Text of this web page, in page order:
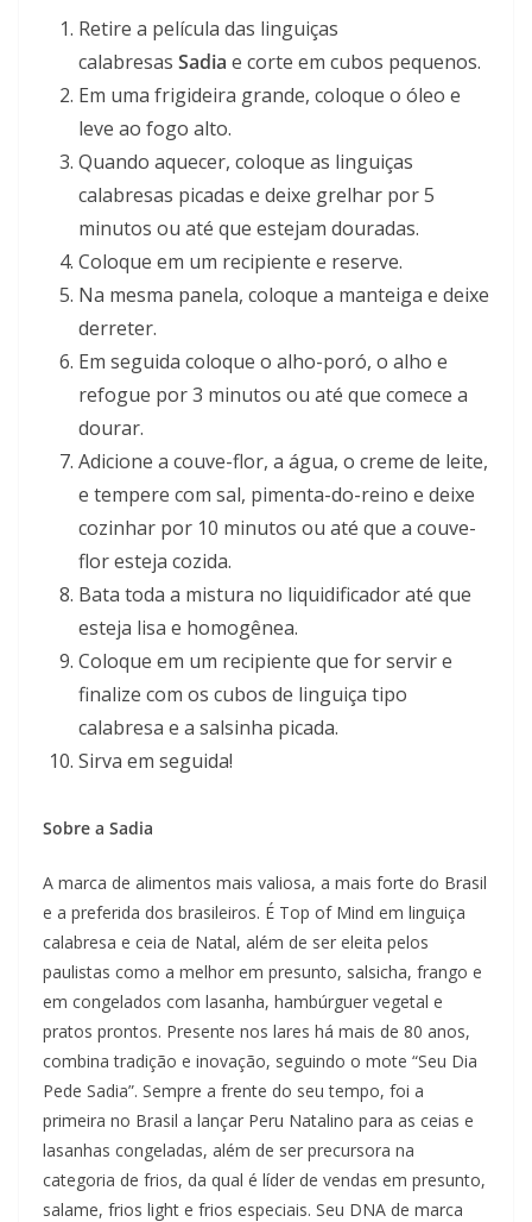
Retire a película das linguiças
calabresas Sadia e corte em cubos pequenos.
Em uma frigideira grande, coloque o óleo e
leve ao fogo alto.
Quando aquecer, coloque as linguiças
calabresas picadas e deixe grelhar por 5
minutos ou até que estejam douradas.
Coloque em um recipiente e reserve.
Na mesma panela, coloque a manteiga e deixe
derreter.
Em seguida coloque o alho-poró, o alho e
refogue por 3 minutos ou até que comece a
dourar.
Adicione a couve-flor, a água, o creme de leite,
e tempere com sal, pimenta-do-reino e deixe
cozinhar por 10 minutos ou até que a couve-
flor esteja cozida.
Bata toda a mistura no liquidificador até que
esteja lisa e homogênea.
Coloque em um recipiente que for servir e
finalize com os cubos de linguiça tipo
calabresa e a salsinha picada.
Sirva em seguida!
Sobre a Sadia
A marca de alimentos mais valiosa, a mais forte do Brasil
e a preferida dos brasileiros. É Top of Mind em linguiça
calabresa e ceia de Natal, além de ser eleita pelos
paulistas como a melhor em presunto, salsicha, frango e
em congelados com lasanha, hambúrguer vegetal e
pratos prontos. Presente nos lares há mais de 80 anos,
combina tradição e inovação, seguindo o mote “Seu Dia
Pede Sadia”. Sempre a frente do seu tempo, foi a
primeira no Brasil a lançar Peru Natalino para as ceias e
lasanhas congeladas, além de ser precursora na
categoria de frios, da qual é líder de vendas em presunto,
salame, frios light e frios especiais. Seu DNA de marca